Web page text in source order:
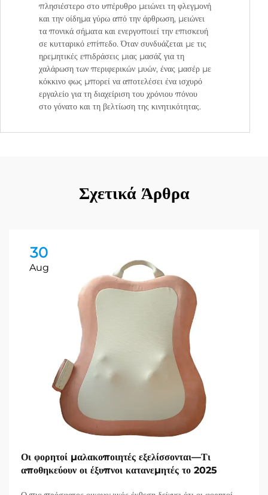
πλησιέστερο στο υπέρυθρο μειώνει τη φλεγμονή
και την οίδημα γύρω από την άρθρωση, μειώνει
τα πονικά σήματα και ενεργοποιεί την επισκευή
σε κυτταρικό επίπεδο. Όταν συνδυάζεται με τις
ηρεμητικές επιδράσεις μιας μασάζ για τη
χαλάρωση των περιφερικών μυών, ένας μασέρ με
κόκκινο φως μπορεί να αποτελέσει ένα ισχυρό
εργαλείο για τη διαχείριση του χρόνιου πόνου
στο γόνατο και τη βελτίωση της κινητικότητας.
Σχετικά Άρθρα
30
Aug
Οι φορητοί μαλακοποιητές εξελίσσονται—Τι
αποθηκεύουν οι έξυπνοι κατανεμητές το 2025